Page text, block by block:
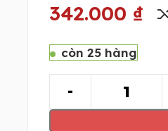
342.000 ₫
còn 25 hàng